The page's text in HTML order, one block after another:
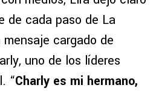
de cada paso de La
cargado de
uno de los líderes
“Charly es mi hermano,